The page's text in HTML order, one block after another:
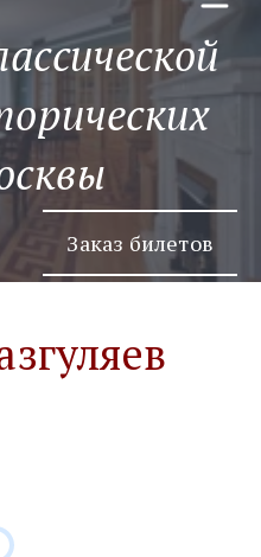
Заказ билетов